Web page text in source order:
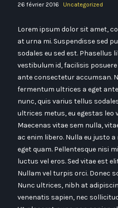
26 février 2016 Uncategorized
Lorem ipsum dolor sit amet,
at urna mi. Suspendisse sed
sodales eu sed est. Phasellus
vestibulum id, facilisis
ante consectetur accumsan.
fermentum ultrices a eget
nunc, quis varius tellus
ultrices metus, eu egestas leo
Maecenas vitae sem nulla,
ac enim libero. Nulla eu justo
eget quam. Pellentesque nisi
luctus vel eros. Sed vitae est
Nullam vel turpis orci. Donec
Nunc ultrices, nibh at
venenatis sapien, nec